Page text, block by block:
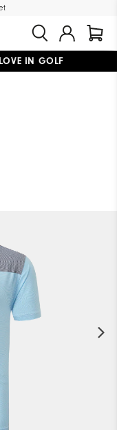
IN GOLF